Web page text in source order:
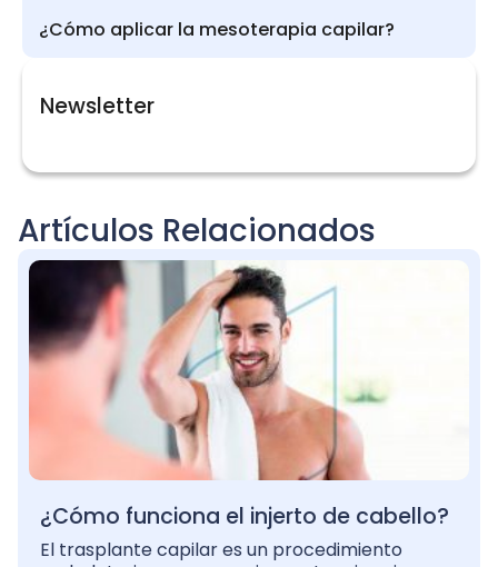
¿Cómo aplicar la mesoterapia capilar?
Newsletter
Artículos Relacionados
¿Cómo funciona el injerto de cabello?
El trasplante capilar es un procedimiento